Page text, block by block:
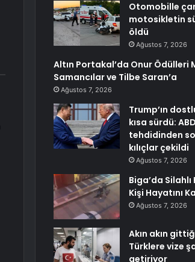
Otomobille
motosikletin
öldü
Ağustos 7, 2026
Altın Portakal’da Onur Ödülleri
Samancılar ve Tilbe Saran’a
Ağustos 7, 2026
Trump’ın
kısa sürdü:
tehdidinden
kılıçlar çekildi
Ağustos 7, 2026
Biga’da
Kişi Hayatını
Ağustos 7, 2026
Akın akın
Türklere vize
getiriyor